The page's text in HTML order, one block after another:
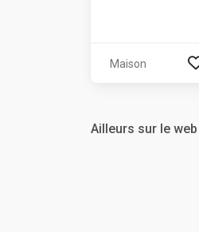
Maison
Ailleurs sur le web